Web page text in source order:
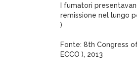
I fumatori
remissione nel lungo
)
Fonte: 8th Congress
ECCO ), 2013